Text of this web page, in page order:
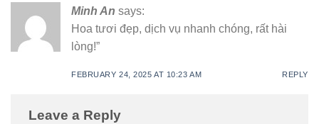
Minh An says:
Hoa tươi đẹp, dịch vụ nhanh chóng, rất hài
lòng!”
FEBRUARY 24, 2025 AT 10:23 AM REPLY
Leave a Reply